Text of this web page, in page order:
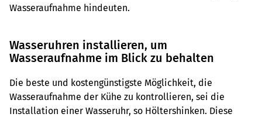
Wasseraufnahme hindeuten.
Wasseruhren installieren, um
Wasseraufnahme im Blick zu behalten
Die beste und kostengünstigste Möglichkeit, die
Wasseraufnahme der Kühe zu kontrollieren, sei die
Installation einer Wasseruhr, so Höltershinken. Diese